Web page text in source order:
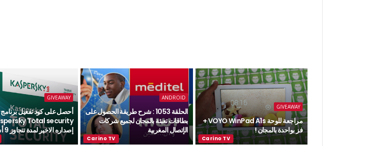
GIVEAWAY
مراجعة للوحة VOYO WinPad A1s +
فز بواحدة بالمجان !
ANDROID
الحلقة 1053 : شرح طريقة الحصول على
بطاقات تعبئة بالمجان لجميع شركات
الإتصال المغربية
GIVEAWAY
أحصل على كود تفعيل برنامج
إصداره الاخير لمدة تتجاوز 9 أشهر بالمجان